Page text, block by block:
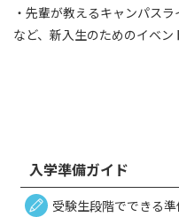
・先輩が教えるキャンパスラ
など、新入生のためのイベン
入学準備ガイド
受験生段階でできる